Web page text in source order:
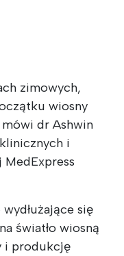
zimowych,
wiosny
dr Ashwin
i
się
światło wiosną
i produkcję